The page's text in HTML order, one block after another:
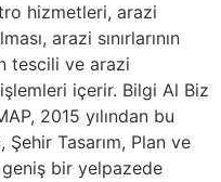
hizmetleri, arazi
arazi sınırlarının
tescili ve arazi
içerir. Bilgi Al Biz
2015 yılından bu
Tasarım, Plan ve
geniş bir yelpazede